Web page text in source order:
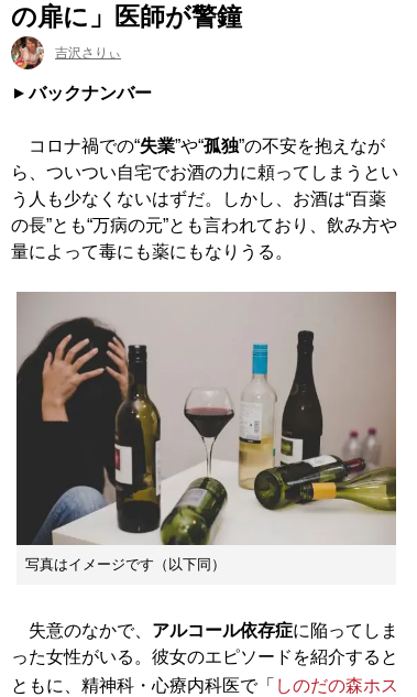
の扉に」医師が警鐘
吉沢さりぃ
バックナンバー
コロナ禍での“失業”や“孤独”の不安を抱えなが
ら、ついつい自宅でお酒の力に頼ってしまうとい
う人も少なくないはずだ。しかし、お酒は“百薬
の長”とも“万病の元”とも言われており、飲み方や
量によって毒にも薬にもなりうる。
写真はイメージです（以下同）
失意のなかで、 アルコール依存症に陥ってしま
った女性がいる。彼女のエピソードを紹介すると
ともに、精神科・心療内科医で「 しのだの森ホス